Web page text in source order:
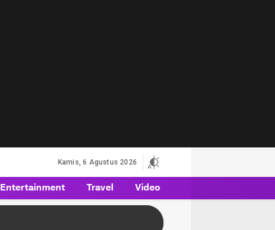
Kamis, 6 Agustus 2026
Entertainment Travel Video